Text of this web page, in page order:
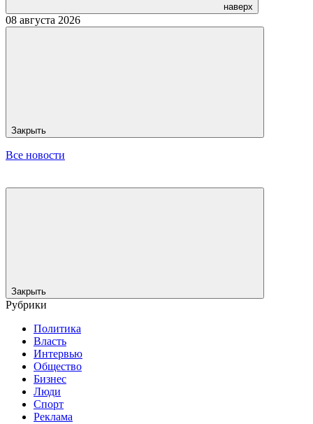
наверх
08 августа 2026
Закрыть
Все новости
Закрыть
Рубрики
Политика
Власть
Интервью
Общество
Бизнес
Люди
Спорт
Реклама